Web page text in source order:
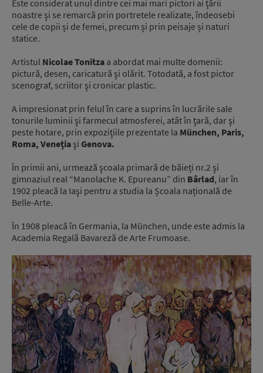
Este considerat unul dintre cei mai mari pictori ai ţării
noastre şi se remarcă prin portretele realizate, îndeosebi
cele de copii și de femei, precum și prin peisaje și naturi
statice.
Artistul Nicolae Tonitza a abordat mai multe domenii:
pictură, desen, caricatură şi olărit. Totodată, a fost pictor
scenograf, scriitor şi cronicar plastic.
A impresionat prin felul în care a suprins în lucrările sale
tonurile luminii şi farmecul atmosferei, atât în ţară, dar şi
peste hotare, prin expoziţiile prezentate la München, Paris,
Roma, Veneţia şi Genova.
În primii ani, urmează şcoala primară de băieți nr.2 şi
gimnaziul real “Manolache K. Epureanu” din Bârlad, iar în
1902 pleacă la Iaşi pentru a studia la Școala națională de
Belle-Arte.
În 1908 pleacă în Germania, la München, unde este admis la
Academia Regală Bavareză de Arte Frumoase.